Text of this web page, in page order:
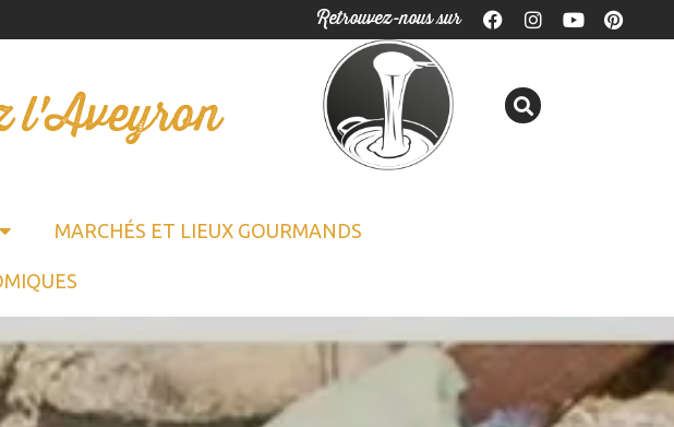
Retrouvez-nous sur
l'Aveyron
MARCHÉS ET LIEUX GOURMANDS